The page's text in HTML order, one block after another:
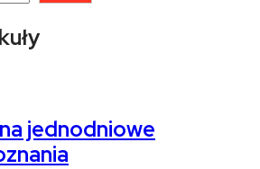
jednodniowe